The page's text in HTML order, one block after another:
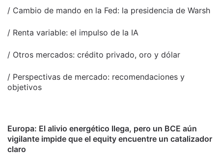
/ Cambio de mando en la Fed: la presidencia de Warsh
/ Renta variable: el impulso de la IA
/ Otros mercados: crédito privado, oro y dólar
/ Perspectivas de mercado: recomendaciones y
objetivos
Europa: El alivio energético llega, pero un BCE aún
vigilante impide que el equity encuentre un catalizador
claro